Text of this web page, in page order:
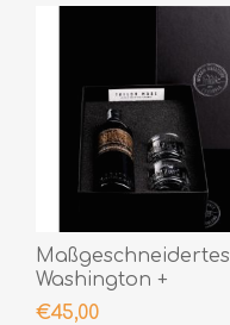
Maßgeschneidertes
Washington +
Equilibrio
€45,00